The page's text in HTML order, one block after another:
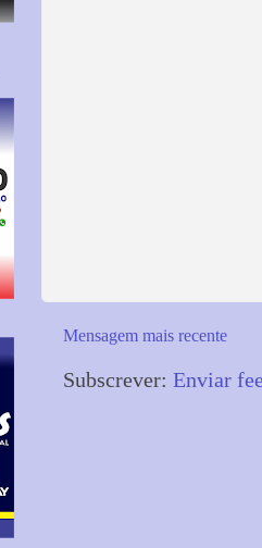
Mensagem mais recente
Subscrever: Enviar